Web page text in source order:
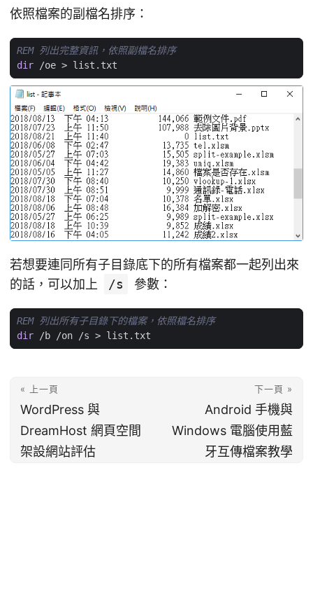
依照檔案的副檔名排序：
REM 列出完整資訊，依照副檔名排序
dir /oe >
若想要連同所有子目錄底下的所有檔案都一起列出來
的話，可以加上
/s 參數：
REM 列出所有子目錄下的檔案，依照檔名排序
dir /b /on /s >
« 上一頁
WordPress 與
DreamHost 網頁空間
架設網站評估
下一頁 »
Android 手機與
Windows 電腦使用藍
牙互傳檔案教學